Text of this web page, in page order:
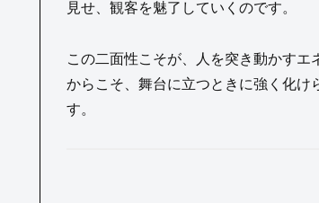
見せ、観客を魅了していくのです。
この二面性こそが、人を突き動かす
からこそ、舞台に立つときに強く化け
す。